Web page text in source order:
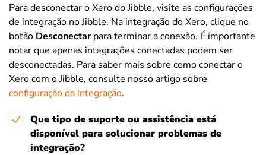
Para desconectar o Xero do Jibble, visite as configurações
de integração no Jibble. Na integração do Xero, clique no
botão Desconectarpara terminar a conexão. É importante
notar que apenas integrações conectadas podem ser
desconectadas. Para saber mais sobre como conectar o
Xero com o Jibble, consulte nosso artigo sobre
configuração da integração.
Que tipo de suporte ou assistência está
disponível para solucionar problemas de
integração?